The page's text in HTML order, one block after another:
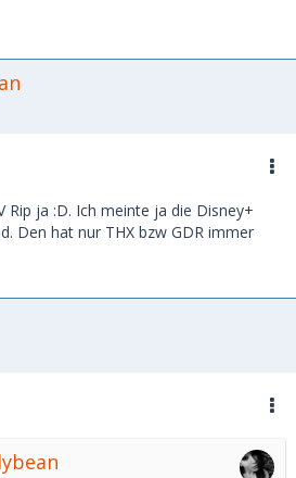
Rip ja :D. Ich meinte ja die Disney+
Den hat nur THX bzw GDR immer